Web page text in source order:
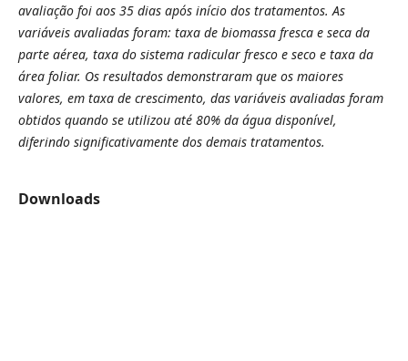
avaliação foi aos 35 dias após início dos tratamentos. As
variáveis avaliadas foram: taxa de biomassa fresca e seca da
parte aérea, taxa do sistema radicular fresco e seco e taxa da
área foliar. Os resultados demonstraram que os maiores
valores, em taxa de crescimento, das variáveis avaliadas foram
obtidos quando se utilizou até 80% da água disponível,
diferindo significativamente dos demais tratamentos.
Downloads